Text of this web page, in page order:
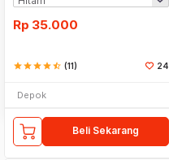
Rp 35.000
starstarstarstarstar_half (11) 24
Depok
Beli Sekarang